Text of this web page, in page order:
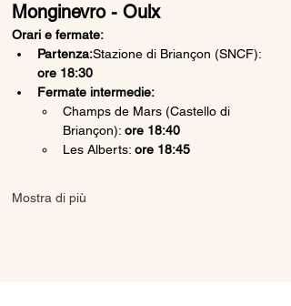
Monginevro - Oulx
Orari e fermate:
Partenza:Stazione di Briançon (SNCF):
ore 18:30
Fermate intermedie:
Champs de Mars (Castello di
Briançon): ore 18:40
Les Alberts: ore 18:45
Mostra di più